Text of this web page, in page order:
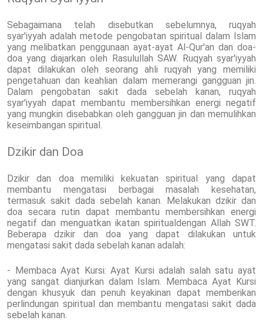
Sebagaimana telah disebutkan sebelumnya, ruqyah
syar'iyyah adalah metode pengobatan spiritual dalam Islam
yang melibatkan penggunaan ayat-ayat Al-Qur'an dan doa-
doa yang diajarkan oleh Rasulullah SAW. Ruqyah syar'iyyah
dapat dilakukan oleh seorang ahli ruqyah yang memiliki
pengetahuan dan keahlian dalam memerangi gangguan jin.
Dalam pengobatan sakit dada sebelah kanan, ruqyah
syar'iyyah dapat membantu membersihkan energi negatif
yang mungkin disebabkan oleh gangguan jin dan memulihkan
keseimbangan spiritual.
Dzikir dan Doa
Dzikir dan doa memiliki kekuatan spiritual yang dapat
membantu mengatasi berbagai masalah kesehatan,
termasuk sakit dada sebelah kanan. Melakukan dzikir dan
doa secara rutin dapat membantu membersihkan energi
negatif dan menguatkan ikatan spiritualdengan Allah SWT.
Beberapa dzikir dan doa yang dapat dilakukan untuk
mengatasi sakit dada sebelah kanan adalah:
- Membaca Ayat Kursi: Ayat Kursi adalah salah satu ayat
yang sangat dianjurkan dalam Islam. Membaca Ayat Kursi
dengan khusyuk dan penuh keyakinan dapat memberikan
perlindungan spiritual dan membantu mengatasi sakit dada
sebelah kanan.